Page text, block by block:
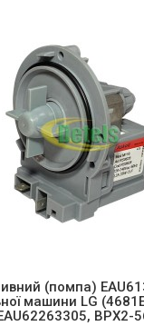
(помпа)
машини LG
BPX2-